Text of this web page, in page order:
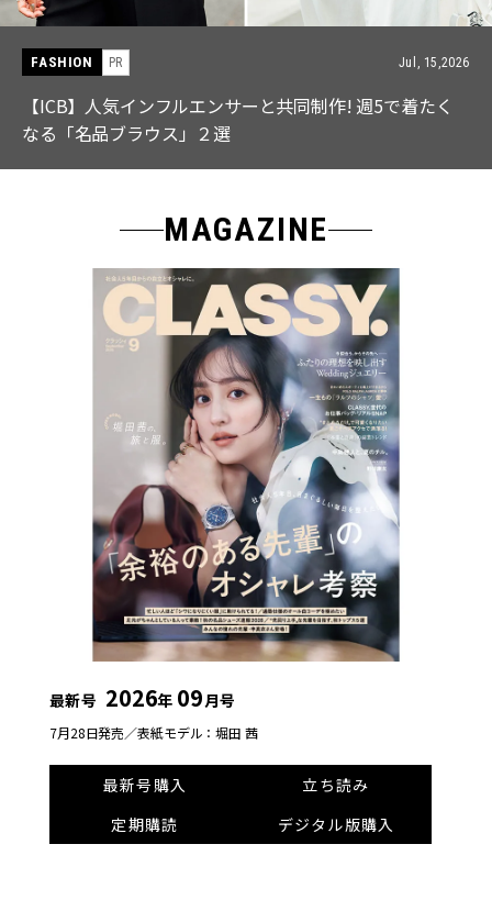
FASHION PR Jul, 15,2026
【ICB】人気インフルエンサーと共同制作! 週5で着たく
なる「名品ブラウス」２選
MAGAZINE
最新号 2026年 09月号
7月28日発売／表紙モデル：堀田 茜
最新号購入
立ち読み
定期購読
デジタル版購入